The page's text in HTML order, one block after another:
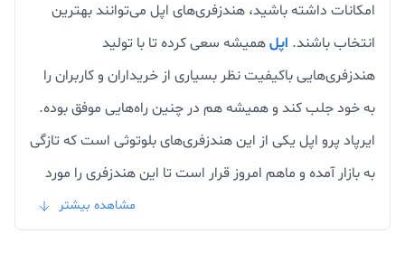
امکانات داشته باشید، هندزفری‌های اپل می‌توانند بهترین
انتخاب باشند. اپلهمیشه سعی کرده تا با تولید
هندزفری‌هایی باکیفیت نظر بسیاری از خریداران و کاربران را
به خود جلب کند و همیشه هم در چنین راه‌هایی موفق بوده.
ایرپاد پرو اپل یکی از این هندزفری‌های بلوتوثی است که تازگی
به بازار آمده و ماهم امروز قرار است تا این هندزفری را مورد
بررسی قرار دهیم. اگر گوشی موبایل آیفون دارید و یا یک
مشاهده بیشتر